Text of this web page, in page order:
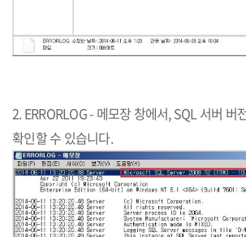
2. ERRORLOG - 메모장 창에서, SQL 서버 버
확인할 수 있습니다.